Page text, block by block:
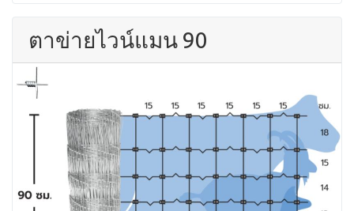
ตาข่ายไวน์แมน 90